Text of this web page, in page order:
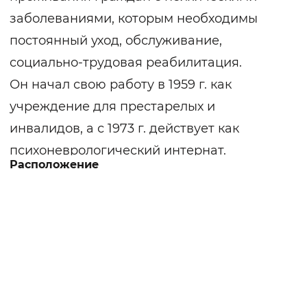
заболеваниями, которым необходимы
постоянный уход, обслуживание,
социально-трудовая реабилитация.
Он начал свою работу в 1959 г. как
учреждение для престарелых и
инвалидов, а с 1973 г. действует как
психоневрологический интернат.
В интернате два больших жилых корпуса.
Расположение